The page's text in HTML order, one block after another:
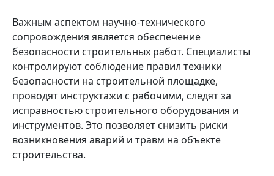
Важным аспектом научно-технического
сопровождения является обеспечение
безопасности строительных работ. Специалисты
контролируют соблюдение правил техники
безопасности на строительной площадке,
проводят инструктажи с рабочими, следят за
исправностью строительного оборудования и
инструментов. Это позволяет снизить риски
возникновения аварий и травм на объекте
строительства.